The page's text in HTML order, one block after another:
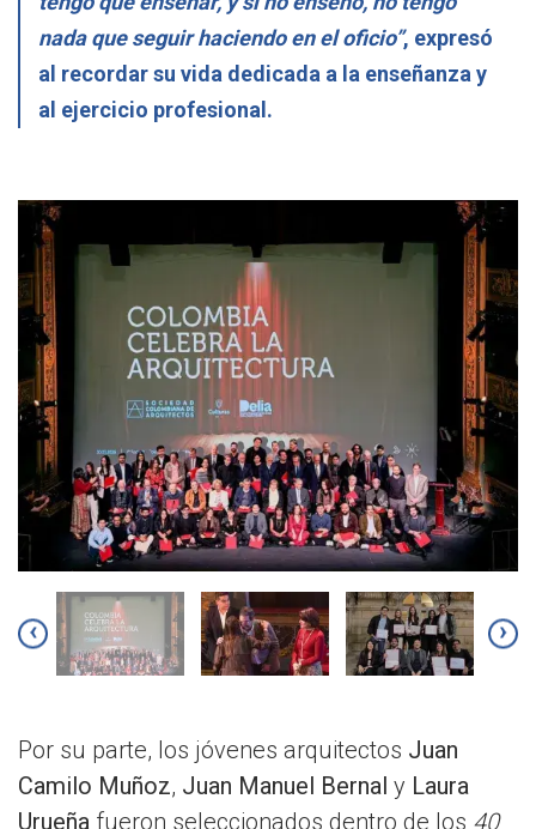
nada que seguir haciendo en el oficio”, expresó
al recordar su vida dedicada a la enseñanza y
al ejercicio profesional.
‹ ›
Por su parte, los jóvenes arquitectos Juan
Camilo Muñoz, Juan Manuel Bernal y Laura
Urueña fueron seleccionados dentro de los 40